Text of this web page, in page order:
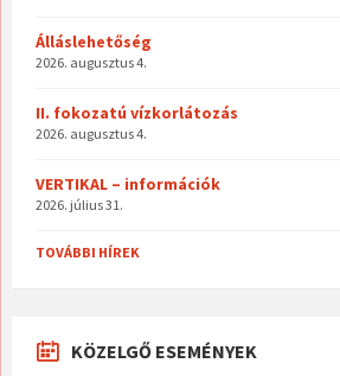
Álláslehetőség
2026. augusztus 4.
II. fokozatú vízkorlátozás
2026. augusztus 4.
VERTIKAL – információk
2026. július 31.
TOVÁBBI HÍREK
KÖZELGŐ ESEMÉNYEK